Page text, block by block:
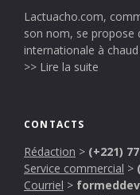
Lactuacho.com,
son nom, se propose
internationale à
>> Lire la suite
CONTACTS
Rédaction > (+221)
Service commercial >
Courriel >